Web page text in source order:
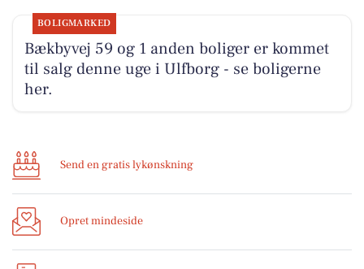
BOLIGMARKED
Bækbyvej 59 og 1 anden boliger er kommet
til salg denne uge i Ulfborg - se boligerne
her.
Send en gratis lykønskning
Opret mindeside